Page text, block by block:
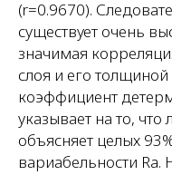
(r=0.9670).
существует очень
значимая
слоя и его
коэффициент
указывает на то,
объясняет целых
вариабельности Ra.